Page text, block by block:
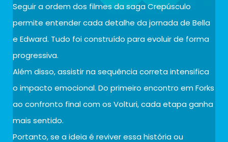
Seguir a ordem dos filmes da saga Crepúsculo
permite entender cada detalhe da jornada de Bella
e Edward. Tudo foi construído para evoluir de forma
progressiva.
Além disso, assistir na sequência correta intensifica
o impacto emocional. Do primeiro encontro em Forks
ao confronto final com os Volturi, cada etapa ganha
mais sentido.
Portanto, se a ideia é reviver essa história ou